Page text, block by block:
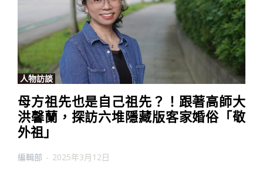
人物訪談
母方祖先也是自己祖先？！跟著高師大
洪馨蘭，探訪六堆隱藏版客家婚俗「敬
外祖」
編輯部 - 2025年3月12日